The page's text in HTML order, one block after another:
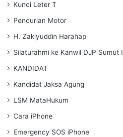
Kunci Leter T
Pencurian Motor
H. Zakiyuddin Harahap
Silaturahmi ke Kanwil DJP Sumut I
KANDIDAT
Kandidat Jaksa Agung
LSM MataHukum
Cara iPhone
Emergency SOS iPhone